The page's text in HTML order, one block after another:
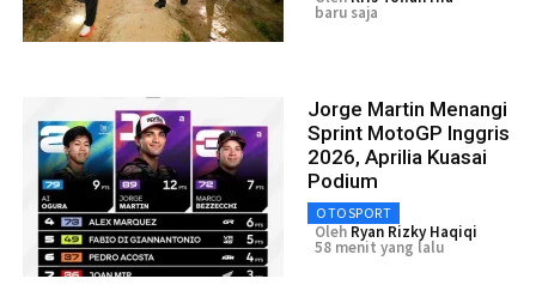
baru saja
Jorge Martin Menangi
Sprint MotoGP Inggris
2026, Aprilia Kuasai
Podium
OTOSPORT
Oleh Ryan Rizky Haqiqi
58 menit yang lalu